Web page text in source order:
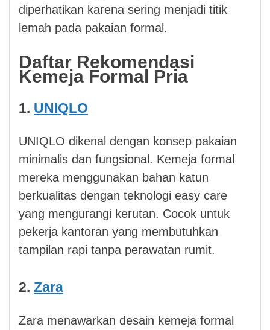
diperhatikan karena sering menjadi titik
lemah pada pakaian formal.
Daftar Rekomendasi
Kemeja Formal Pria
1. UNIQLO
UNIQLO dikenal dengan konsep pakaian
minimalis dan fungsional. Kemeja formal
mereka menggunakan bahan katun
berkualitas dengan teknologi easy care
yang mengurangi kerutan. Cocok untuk
pekerja kantoran yang membutuhkan
tampilan rapi tanpa perawatan rumit.
2. Zara
Zara menawarkan desain kemeja formal